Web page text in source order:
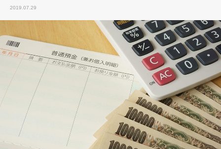
2019.07.29